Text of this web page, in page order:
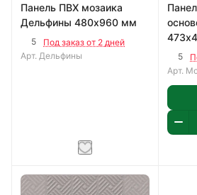
Панель ПВХ мозаика
Дельфины 480х960 мм
5
Под заказ от 2 дней
Арт. Дельфины 5
Арт.